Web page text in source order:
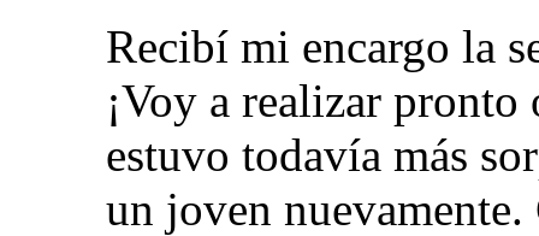
Recibí mi encargo la
¡Voy a realizar
estuvo todavía más
un joven